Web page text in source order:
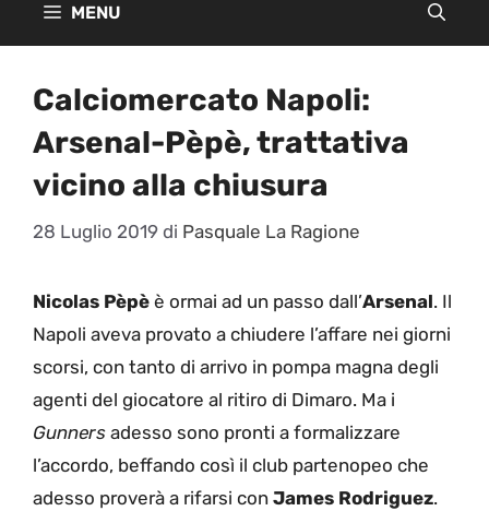
MENU
Calciomercato Napoli:
Arsenal-Pèpè, trattativa
vicino alla chiusura
28 Luglio 2019 di Pasquale La Ragione
Nicolas Pèpè è ormai ad un passo dall’Arsenal. Il
Napoli aveva provato a chiudere l’affare nei giorni
scorsi, con tanto di arrivo in pompa magna degli
agenti del giocatore al ritiro di Dimaro. Ma i
Gunners adesso sono pronti a formalizzare
l’accordo, beffando così il club partenopeo che
adesso proverà a rifarsi con James Rodriguez.